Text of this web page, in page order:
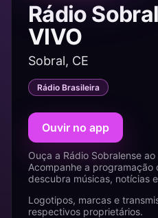
Rádio
VIVO
Sobral, CE
Rádio Brasileira
Ouvir no app
Ouça a Rádio Sobralense
Acompanhe a programação
descubra músicas, notícias
Logotipos, marcas e
respectivos proprietários.